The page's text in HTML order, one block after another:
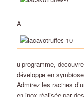
A
u programme,
développe en
Admirez les racines
en inox réalisée par